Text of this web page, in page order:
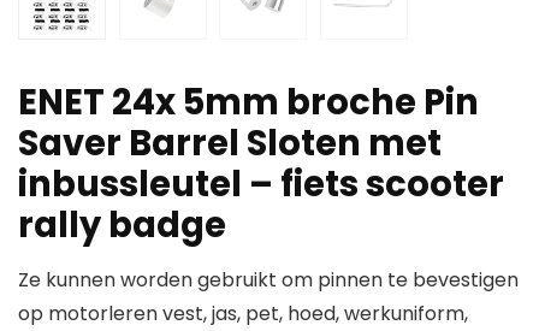
ENET 24x 5mm broche Pin
Saver Barrel Sloten met
inbussleutel – fiets scooter
rally badge
Ze kunnen worden gebruikt om pinnen te bevestigen
op motorleren vest, jas, pet, hoed, werkuniform,